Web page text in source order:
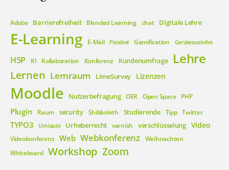
Adobe Barrierefreiheit Blended Learning chat Digitale Lehre
E-Learning E-Mail Flexibel Gamification Geräteausleihe
H5P KI Kollaboration Konferenz Kundenumfrage Lehre
Lernen Lernraum LimeSurvey Lizenzen
Moodle Nutzerbefragung OER Open Space PHP
Plugin Raum security Shibboleth Studierende Tipp Twitter
TYPO3 Umlaute Urheberrecht varnish verschlüsselung Video
Videokonferenz Web Webkonferenz Weihnachten
Whiteboard Workshop Zoom